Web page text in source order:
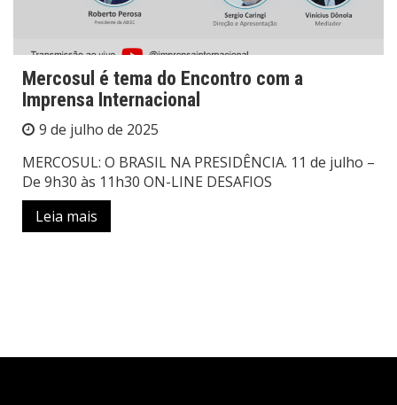
Mercosul é tema do Encontro com a
Imprensa Internacional
9 de julho de 2025
MERCOSUL: O BRASIL NA PRESIDÊNCIA. 11 de julho –
De 9h30 às 11h30 ON-LINE DESAFIOS
Leia mais